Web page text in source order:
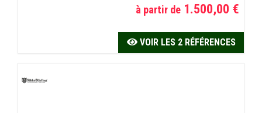
à partir de 1.500,00 €
VOIR LES 2 RÉFÉRENCES